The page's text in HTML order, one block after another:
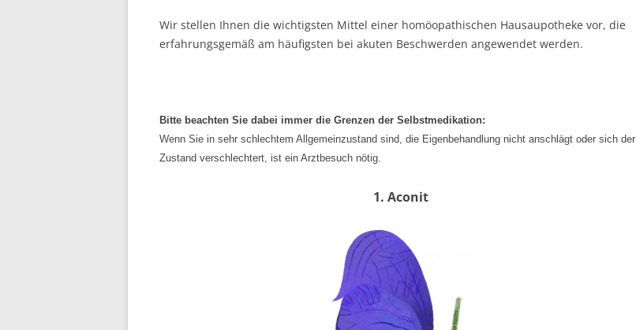
Wir stellen Ihnen die wichtigsten Mittel einer homöopathischen Hausaupotheke vor, die
erfahrungsgemäß am häufigsten bei akuten Beschwerden angewendet werden.
Bitte beachten Sie dabei immer die Grenzen der Selbstmedikation:
Wenn Sie in sehr schlechtem Allgemeinzustand sind, die Eigenbehandlung nicht anschlägt oder sich der
Zustand verschlechtert, ist ein Arztbesuch nötig.
1. Aconit